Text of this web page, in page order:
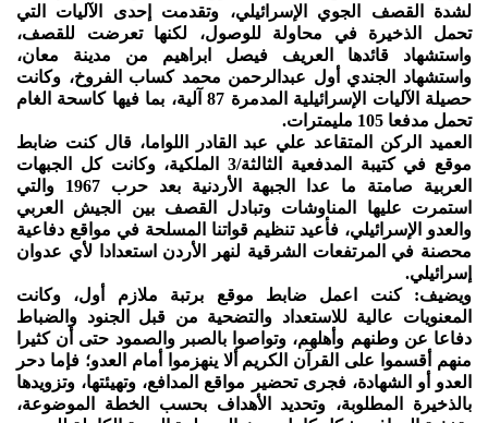
لشدة القصف الجوي الإسرائيلي، وتقدمت إحدى الآليات التي
تحمل الذخيرة في محاولة للوصول، لكنها تعرضت للقصف،
واستشهاد قائدها العريف فيصل ابراهيم من مدينة معان،
واستشهاد الجندي أول عبدالرحمن محمد كساب الفروخ، وكانت
حصيلة الآليات الإسرائيلية المدمرة 87 آلية، بما فيها كاسحة الغام
تحمل مدفعا 105 مليمترات.
العميد الركن المتقاعد علي عبد القادر اللواما، قال كنت ضابط
موقع في كتيبة المدفعية الثالثة/3 الملكية، وكانت كل الجبهات
العربية صامتة ما عدا الجبهة الأردنية بعد حرب 1967 والتي
استمرت عليها المناوشات وتبادل القصف بين الجيش العربي
والعدو الإسرائيلي، فأعيد تنظيم قواتنا المسلحة في مواقع دفاعية
محصنة في المرتفعات الشرقية لنهر الأردن استعدادا لأي عدوان
إسرائيلي.
ويضيف: كنت اعمل ضابط موقع برتبة ملازم أول، وكانت
المعنويات عالية للاستعداد والتضحية من قبل الجنود والضباط
دفاعا عن وطنهم وأهلهم، وتواصوا بالصبر والصمود حتى أن كثيرا
منهم أقسموا على القرآن الكريم ألا ينهزموا أمام العدو؛ فإما دحر
العدو أو الشهادة، فجرى تحضير مواقع المدافع، وتهيئتها، وتزويدها
بالذخيرة المطلوبة، وتحديد الأهداف بحسب الخطة الموضوعة،